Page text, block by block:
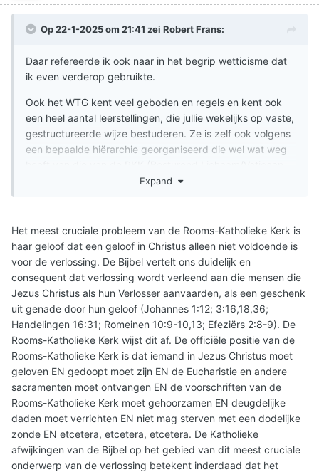
Op 22-1-2025 om 21:41 zei Robert Frans:
Daar refereerde ik ook naar in het begrip wetticisme dat
ik even verderop gebruikte.
Ook het WTG kent veel geboden en regels en kent ook
een heel aantal leerstellingen, die jullie wekelijks op vaste,
gestructureerde wijze bestuderen. Ze is zelf ook volgens
een bepaalde hiërarchie georganiseerd die wel wat weg
landelijke bijkantoren/kerkprovincies,
dus weinig verschil, alleen kennen wij wat meer theater en
zijn wij een paar millenia ouder.
Als wereldkerk ontkom je nu eenmaal niet aan enige
organisatie en aan richtlijnen om de navolging van
Christus handen en voeten te geven en de leer wereldwijd
in alle tijden en culturen getrouw en ongerept door te
geven. En ook jullie geloven dat Christus ons wel degelijk
verschillende geboden geeft om na te leven. De kwestie
is daarom niet of je nu veel of weinig geboden hebt, maar
welke betekenis je ze geeft en in hoeverre je ze gebruikt
om mensen de maat te nemen.
Expand
Het meest cruciale probleem van de Rooms-Katholieke Kerk is
haar geloof dat een geloof in Christus alleen niet voldoende is
voor de verlossing. De Bijbel vertelt ons duidelijk en
consequent dat verlossing wordt verleend aan die mensen die
Jezus Christus als hun Verlosser aanvaarden, als een geschenk
uit genade door hun geloof (Johannes 1:12; 3:16,18,36;
Handelingen 16:31; Romeinen 10:9-10,13; Efeziërs 2:8-9). De
Rooms-Katholieke Kerk wijst dit af. De officiële positie van de
Rooms-Katholieke Kerk is dat iemand in Jezus Christus moet
geloven EN gedoopt moet zijn EN de Eucharistie en andere
sacramenten moet ontvangen EN de voorschriften van de
Rooms-Katholieke Kerk moet gehoorzamen EN deugdelijke
daden moet verrichten EN niet mag sterven met een dodelijke
zonde EN etcetera, etcetera, etcetera. De Katholieke
afwijkingen van de Bijbel op het gebied van dit meest cruciale
onderwerp van de verlossing betekent inderdaad dat het